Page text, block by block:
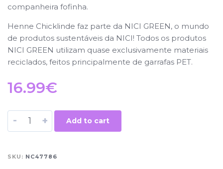
companheira fofinha.
Henne Chicklinde faz parte da NICI GREEN, o mundo
de produtos sustentáveis ​​da NICI! Todos os produtos
NICI GREEN utilizam quase exclusivamente materiais
reciclados, feitos principalmente de garrafas PET.
16.99€
- + Add to cart
SKU: NC47786